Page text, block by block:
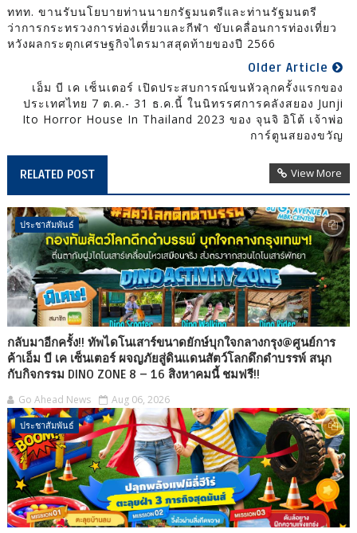
ททท. ขานรับนโยบายท่านนายกรัฐมนตรีและท่านรัฐมนตรี
ว่าการกระทรวงการท่องเที่ยวและกีฬา ขับเคลื่อนการท่องเที่ยว
หวังผลกระตุกเศรษฐกิจไตรมาสสุดท้ายของปี 2566
Older Article
เอ็ม บี เค เซ็นเตอร์ เปิดประสบการณ์ขนหัวลุกครั้งแรกของ
ประเทศไทย 7 ต.ค.- 31 ธ.ค.นี้ ในนิทรรศการคลังสยอง Junji
Ito Horror House In Thailand 2023 ของ จุนจิ อิโต้ เจ้าพ่อ
การ์ตูนสยองขวัญ
RELATED POST View More
ประชาสัมพันธ์
กลับมาอีกครั้ง!! ทัพไดโนเสาร์ขนาดยักษ์บุกใจกลางกรุง@ศูนย์การ
ค้าเอ็ม บี เค เซ็นเตอร์ ผจญภัยสู่ดินแดนสัตว์โลกดึกดำบรรพ์ สนุก
กับกิจกรรม DINO ZONE 8 – 16 สิงหาคมนี้ ชมฟรี!!
Go Ahead News Aug 06, 2026
ประชาสัมพันธ์